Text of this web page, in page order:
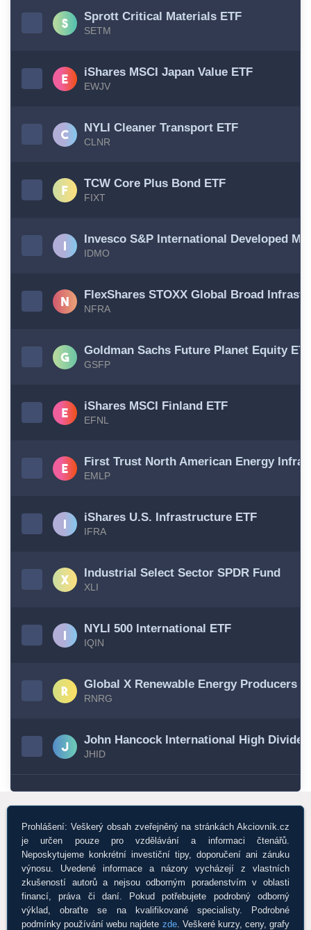
Sprott Critical Materials ETF
SETM
iShares MSCI Japan Value ETF
EWJV
NYLI Cleaner Transport ETF
CLNR
TCW Core Plus Bond ETF
FIXT
Invesco S&P International Developed
IDMO
FlexShares STOXX Global Broad
NFRA
Goldman Sachs Future Planet Equity
GSFP
iShares MSCI Finland ETF
EFNL
First Trust North American Energy
EMLP
iShares U.S. Infrastructure ETF
IFRA
Industrial Select Sector SPDR Fund
XLI
NYLI 500 International ETF
IQIN
Global X Renewable Energy Producers
RNRG
John Hancock International High
JHID
Prohlášení: Veškerý obsah zveřejněný na stránkách Akciovník.cz
je určen pouze pro vzdělávání a informaci čtenářů.
Neposkytujeme konkrétní investiční tipy, doporučení ani záruku
výnosu. Uvedené informace a názory vycházejí z vlastních
zkušeností autorů a nejsou odborným poradenstvím v oblasti
financí, práva či daní. Pokud potřebujete podrobný odborný
výklad, obraťte se na kvalifikované specialisty. Podrobné
podmínky používání webu najdete zde. Veškeré kurzy, ceny, grafy